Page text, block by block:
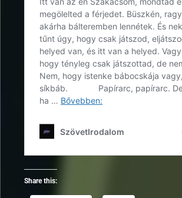
Share this: